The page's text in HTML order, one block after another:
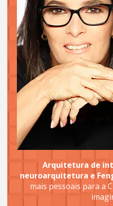
Arquitetura de
neuroarquitetura e
mais pessoais para a